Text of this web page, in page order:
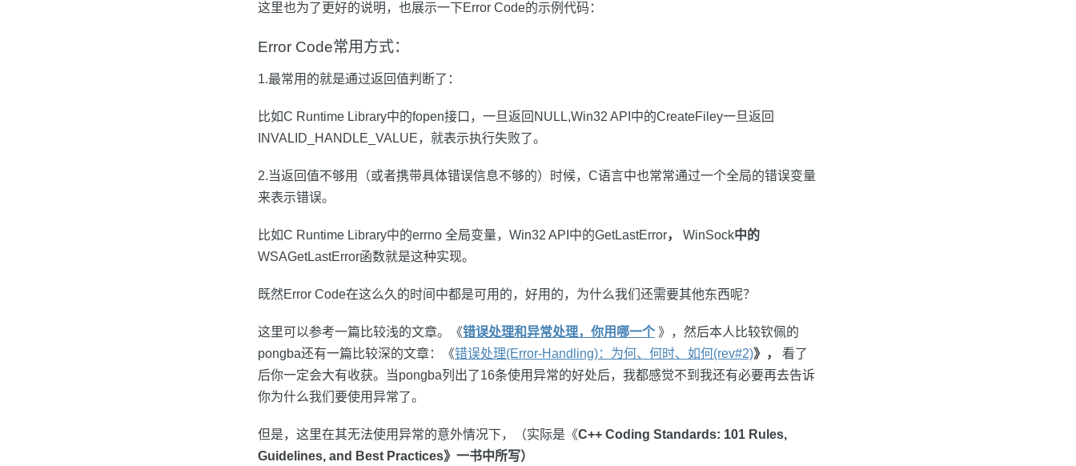
这里也为了更好的说明，也展示一下Error Code的示例代码：
Error Code常用方式：
1.最常用的就是通过返回值判断了：
比如C Runtime Library中的fopen接口，一旦返回NULL,Win32 API中的CreateFiley一旦返回
INVALID_HANDLE_VALUE，就表示执行失败了。
2.当返回值不够用（或者携带具体错误信息不够的）时候，C语言中也常常通过一个全局的错误变量
来表示错误。
比如C Runtime Library中的errno 全局变量，Win32 API中的GetLastError， WinSock中的
WSAGetLastError函数就是这种实现。
既然Error Code在这么久的时间中都是可用的，好用的，为什么我们还需要其他东西呢？
这里可以参考一篇比较浅的文章。《错误处理和异常处理，你用哪一个》，然后本人比较钦佩的
pongba还有一篇比较深的文章：《错误处理(Error-Handling)：为何、何时、如何(rev#2)》，
看了
后你一定会大有收获。当pongba列出了16条使用异常的好处后，我都感觉不到我还有必要再去告诉
你为什么我们要使用异常了。
但是，这里在其无法使用异常的意外情况下，（实际是《C++ Coding Standards: 101 Rules,
Guidelines, and Best Practices》一书中所写）